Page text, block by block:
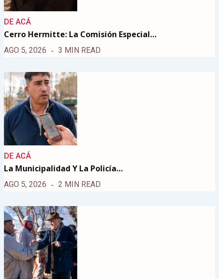
DE ACÁ
Cerro Hermitte: La Comisión Especial…
AGO 5, 2026 3 MIN READ
DE ACÁ
La Municipalidad Y La Policía…
AGO 5, 2026 2 MIN READ